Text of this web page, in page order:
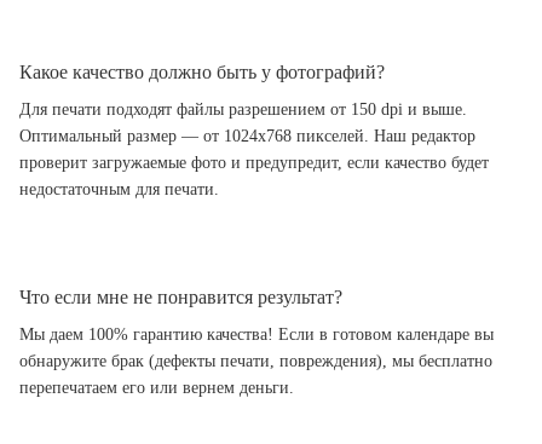
Какое качество должно быть у фотографий?
Для печати подходят файлы разрешением от 150 dpi и выше.
Оптимальный размер — от 1024x768 пикселей. Наш редактор
проверит загружаемые фото и предупредит, если качество будет
недостаточным для печати.
Что если мне не понравится результат?
Мы даем 100% гарантию качества! Если в готовом календаре вы
обнаружите брак (дефекты печати, повреждения), мы бесплатно
перепечатаем его или вернем деньги.